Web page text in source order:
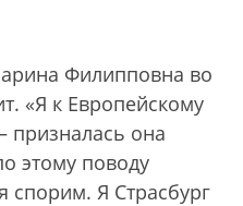
Филипповна во
«Я к Европейскому
призналась она
этому поводу
спорим. Я Страсбург